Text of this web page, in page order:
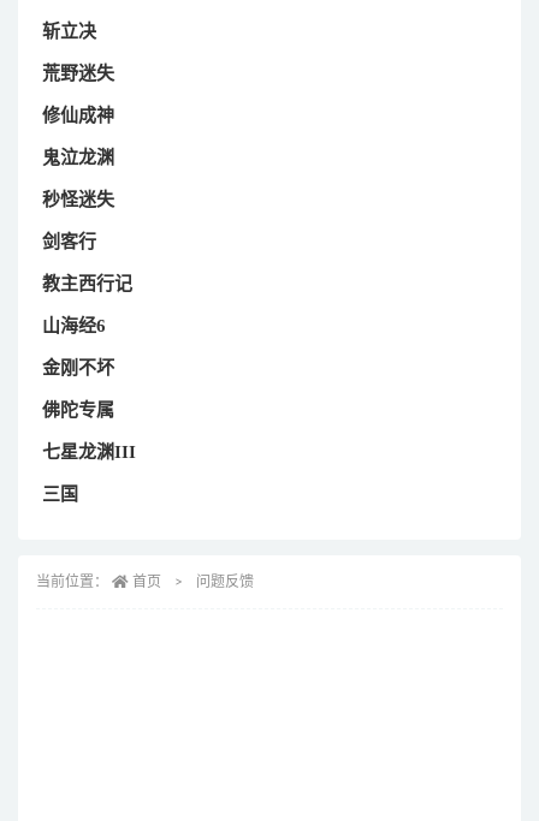
斩立决
荒野迷失
修仙成神
鬼泣龙渊
秒怪迷失
剑客行
教主西行记
山海经6
金刚不坏
佛陀专属
七星龙渊III
三国
当前位置： 首页 问题反馈